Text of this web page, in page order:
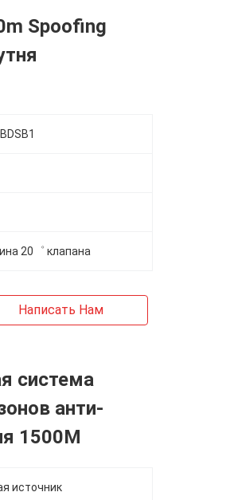
Spoofing
20゜ клапана
Написать Нам
система
анти-
1500M
источник